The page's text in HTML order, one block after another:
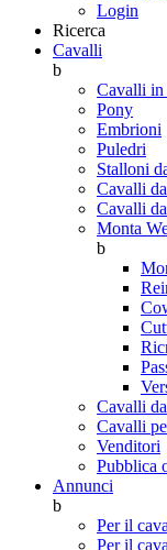
Login
Ricerca
Cavalli
b
Cavalli in
Pony
Embrioni
Puledri
Stalloni
Cavalli
Cavalli
Monta
b
Cavalli
Cavalli
Venditori
Pubblica
Annunci
b
Per il
Per il